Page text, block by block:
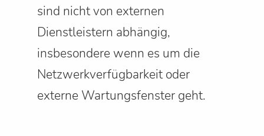
sind nicht von externen
Dienstleistern abhängig,
insbesondere wenn es um die
Netzwerkverfügbarkeit oder
externe Wartungsfenster geht.